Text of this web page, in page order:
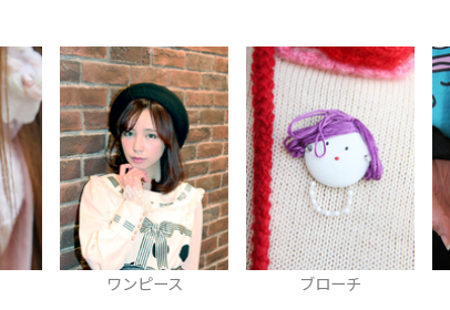
ブローチ スマフォカバー